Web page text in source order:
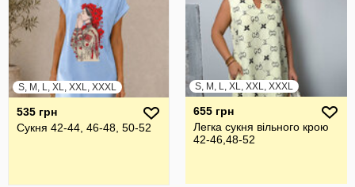
S, M, L, XL, XXL, XXXL
535 грн
Сукня 42-44, 46-48, 50-52
S, M, L, XL, XXL, XXXL
655 грн
Легка сукня вільного крою
42-46,48-52